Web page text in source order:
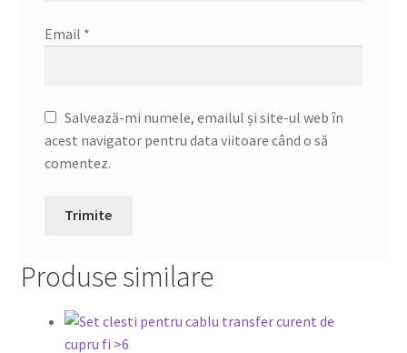
Email *
Salvează-mi numele, emailul și site-ul web în
acest navigator pentru data viitoare când o să
comentez.
Produse similare